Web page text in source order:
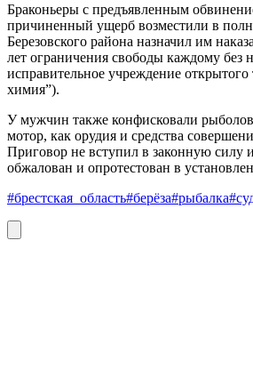
Браконьеры с предъявленным
причиненный ущерб возместили в
Березовского района назначил им
лет ограничения свободы каждому без
исправительное учреждение
химия”).
У мужчин также конфисковали
мотор, как орудия и средства
Приговор не вступил в законную силу
обжалован и опротестован в
#брестская_область#берёза#рыбалка